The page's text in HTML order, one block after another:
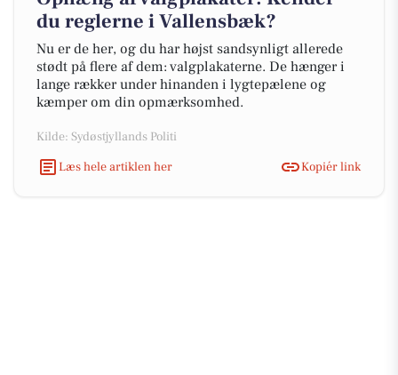
du reglerne i Vallensbæk?
Nu er de her, og du har højst sandsynligt allerede
stødt på flere af dem: valgplakaterne. De hænger i
lange rækker under hinanden i lygtepælene og
kæmper om din opmærksomhed.
Kilde: Sydøstjyllands Politi
Læs hele artiklen her
Kopiér link